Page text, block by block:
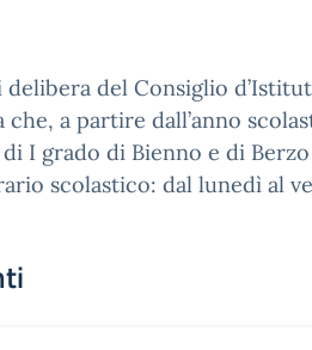
delibera del Consiglio
che, a partire dall’anno
di I grado di Bienno e di
scolastico: dal lunedì al